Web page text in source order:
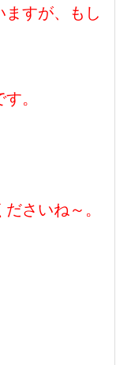
すが、もし
。
さいね～。